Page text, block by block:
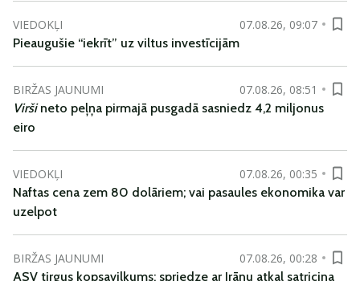
VIEDOKĻI
07.08.26, 09:07
Pieaugušie “iekrīt” uz viltus investīcijām
BIRŽAS JAUNUMI
07.08.26, 08:51
Viršineto peļņa pirmajā pusgadā sasniedz 4,2 miljonus
eiro
VIEDOKĻI
07.08.26, 00:35
Naftas cena zem 80 dolāriem; vai pasaules ekonomika var
uzelpot
BIRŽAS JAUNUMI
07.08.26, 00:28
ASV tirgus kopsavilkums: spriedze ar Irānu atkal satricina